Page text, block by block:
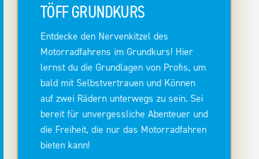
TÖFF GRUNDKURS
Entdecke den Nervenkitzel des
Motorradfahrens im Grundkurs! Hier
lernst du die Grundlagen von Profis, um
bald mit Selbstvertrauen und Können
auf zwei Rädern unterwegs zu sein. Sei
bereit für unvergessliche Abenteuer und
die Freiheit, die nur das Motorradfahren
bieten kann!